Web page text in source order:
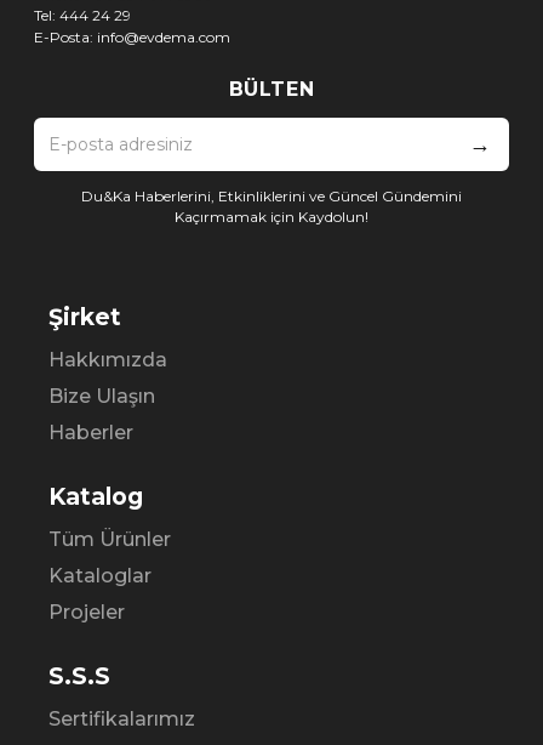
Tel: 444 24 29
E-Posta: info@evdema.com
BÜLTEN
→
Du&Ka Haberlerini, Etkinliklerini ve Güncel Gündemini
Kaçırmamak için Kaydolun!
Şirket
Hakkımızda
Bize Ulaşın
Haberler
Katalog
Tüm Ürünler
Kataloglar
Projeler
S.S.S
Sertifikalarımız